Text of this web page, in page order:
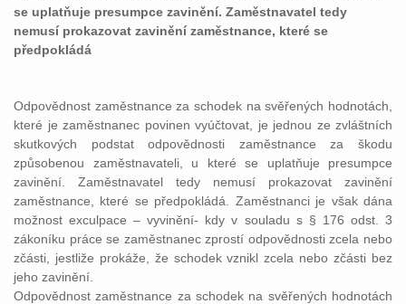
se uplatňuje presumpce zavinění. Zaměstnavatel tedy
nemusí prokazovat zavinění zaměstnance, které se
předpokládá
Odpovědnost zaměstnance za schodek na svěřených hodnotách,
které je zaměstnanec povinen vyúčtovat, je jednou ze zvláštních
skutkových podstat odpovědnosti zaměstnance za škodu
způsobenou zaměstnavateli, u které se uplatňuje presumpce
zavinění. Zaměstnavatel tedy nemusí prokazovat zavinění
zaměstnance, které se předpokládá. Zaměstnanci je však dána
možnost exculpace – vyvinění- kdy v souladu s § 176 odst. 3
zákoníku práce se zaměstnanec zprostí odpovědnosti zcela nebo
zčásti, jestliže prokáže, že schodek vznikl zcela nebo zčásti bez
jeho zavinění.
Odpovědnost zaměstnance za schodek na svěřených hodnotách